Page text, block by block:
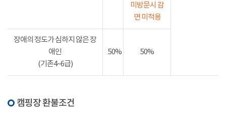
미방문시 감
면 미적용
장애의 정도가 심하지 않은 장
애인
(기존4~6급)
50% 50%
캠핑장 환불조건